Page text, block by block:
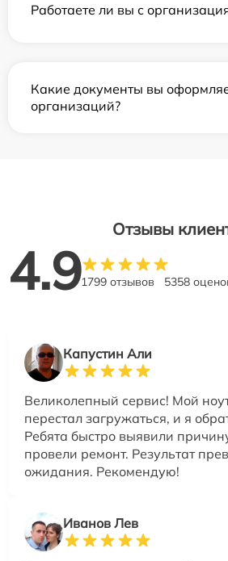
Работаете ли вы с
Какие документы вы
организаций?
Отзывы
4.91799 отзывов 5358
Капустин Али
Великолепный сервис! Мой
перестал загружаться, и я
Ребята быстро выявили
провели ремонт. Результат
ожидания. Рекомендую!
Иванов Лев